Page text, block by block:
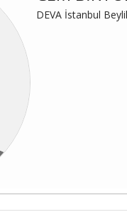
DEVA İstanbul